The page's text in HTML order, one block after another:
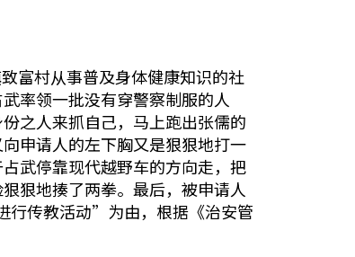
富村从事普及身体健康知识的社
率领一批没有穿警察制服的人
之人来抓自己，马上跑出张儒的
申请人的左下胸又是狠狠地打一
武停靠现代越野车的方向走，把
狠地揍了两拳。最后，被申请人
行传教活动”为由，根据《治安管